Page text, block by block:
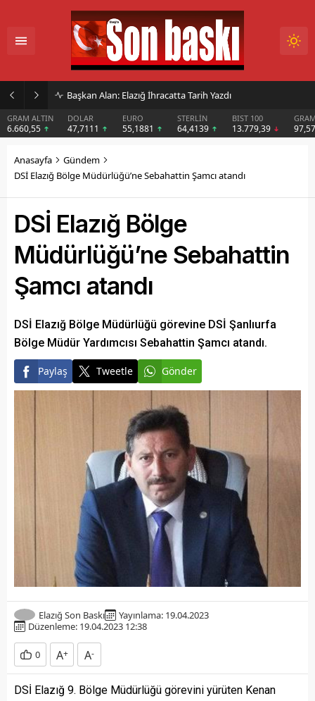
İmar Kararı Mahkemeye Taşındı
DOLAR
47,7111
EURO
55,1881
STERLİN
64,4139
BIST 100
13.779,39
GRAM GÜMÜŞ
97,57
Anasayfa
Gündem
DSİ Elazığ Bölge Müdürlüğü’ne Sebahattin Şamcı atandı
DSİ Elazığ Bölge
Müdürlüğü’ne Sebahattin
Şamcı atandı
DSİ Elazığ Bölge Müdürlüğü görevine DSİ Şanlıurfa
Bölge Müdür Yardımcısı Sebahattin Şamcı atandı.
Paylaş Tweetle Gönder
Elazığ Son Baskı
Yayınlama: 19.04.2023
Düzenleme: 19.04.2023 12:38
0 A+ A-
DSİ Elazığ 9. Bölge Müdürlüğü görevini yürüten Kenan